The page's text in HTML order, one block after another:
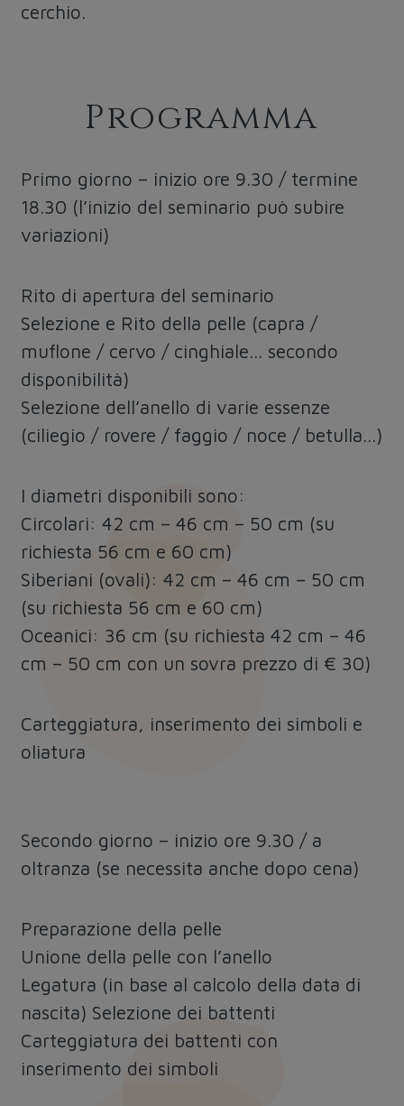
cerchio.
Programma
Primo giorno – inizio ore 9.30 / termine
18.30 (l’inizio del seminario può subire
variazioni)
Rito di apertura del seminario
Selezione e Rito della pelle (capra /
muflone / cervo / cinghiale... secondo
disponibilità)
Selezione dell’anello di varie essenze
(ciliegio / rovere / faggio / noce / betulla...)
I diametri disponibili sono:
Circolari: 42 cm – 46 cm – 50 cm (su
richiesta 56 cm e 60 cm)
Siberiani (ovali): 42 cm – 46 cm – 50 cm
(su richiesta 56 cm e 60 cm)
Oceanici: 36 cm (su richiesta 42 cm – 46
cm – 50 cm con un sovra prezzo di € 30)
Carteggiatura, inserimento dei simboli e
oliatura
Secondo giorno – inizio ore 9.30 / a
oltranza (se necessita anche dopo cena)
Preparazione della pelle
Unione della pelle con l’anello
Legatura (in base al calcolo della data di
nascita) Selezione dei battenti
Carteggiatura dei battenti con
inserimento dei simboli